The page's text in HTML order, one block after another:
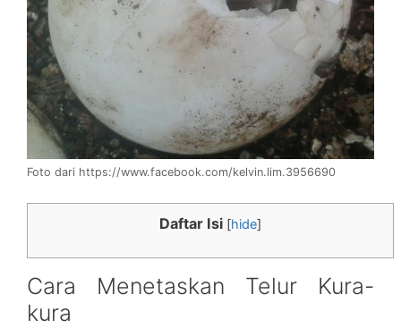
Foto dari https://www.facebook.com/kelvin.lim.3956690
Daftar Isi [hide]
Cara Menetaskan Telur Kura-
kura